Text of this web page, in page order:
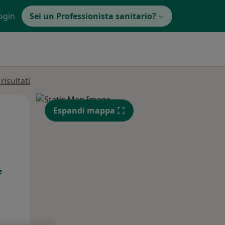
Sei un Professionista sanitario?
Mer, Gio,
13 Ago
Espandi mappa